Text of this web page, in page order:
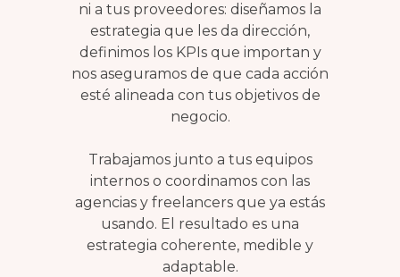
ni a tus proveedores: diseñamos la
estrategia que les da dirección,
definimos los KPIs que importan y
nos aseguramos de que cada acción
esté alineada con tus objetivos de
negocio.
Trabajamos junto a tus equipos
internos o coordinamos con las
agencias y freelancers que ya estás
usando. El resultado es una
estrategia coherente, medible y
adaptable.